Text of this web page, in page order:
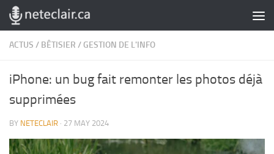
Skip to content
ACTUS / BÊTISIER / GESTION DE L'INFO
iPhone: un bug fait remonter les photos déjà
supprimées
BY NETECLAIR · 27 MAY 2024